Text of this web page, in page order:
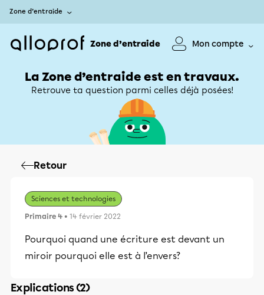
Zone d’entraide
Zone d’entraide Mon compte
La Zone d’entraide est en travaux.
Retrouve ta question parmi celles déjà posées!
Retour
Sciences et technologies
Primaire 4 • 14 février 2022
Pourquoi quand une écriture est devant un
miroir pourquoi elle est à l’envers?
Explications (2)